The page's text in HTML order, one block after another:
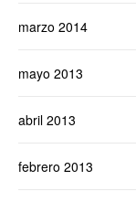
marzo 2014
mayo 2013
abril 2013
febrero 2013